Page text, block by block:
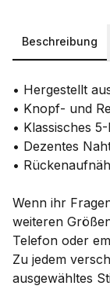
Beschreibung
• Hergestellt
• Knopf- und
• Klassisches
• Dezentes
•
Wenn ihr
weiteren
Telefon oder
Zu jedem
ausgewähltes